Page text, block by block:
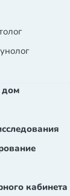
дом
кабинета